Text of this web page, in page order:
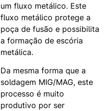
um fluxo metálico. Este
fluxo metálico protege a
poça de fusão e possibilita
a formação de escória
metálica.
Da mesma forma que a
soldagem MIG/MAG, este
processo é muito
produtivo por ser